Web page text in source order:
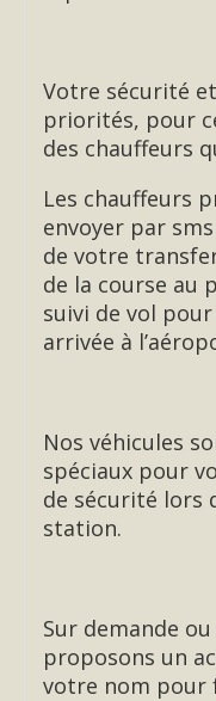
Votre sécurité
priorités, pour
des chauffeurs
Les chauffeurs
envoyer par
de votre
de la course au
suivi de vol
arrivée à
Nos véhicules
spéciaux pour
de sécurité lors
station.
Sur demande
proposons un
votre nom pour